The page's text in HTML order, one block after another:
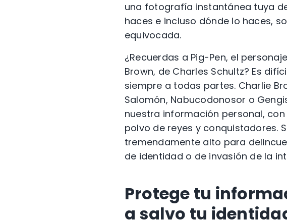
una fotografía instantánea tuya
haces e incluso dónde lo haces,
equivocada.
¿Recuerdas a Pig-Pen, el
Brown, de Charles Schultz? Es
siempre a todas partes. Charlie
Salomón, Nabucodonosor o
nuestra información personal,
polvo de reyes y conquistadores.
tremendamente alto para
de identidad o de invasión de la
Protege tu
a salvo tu